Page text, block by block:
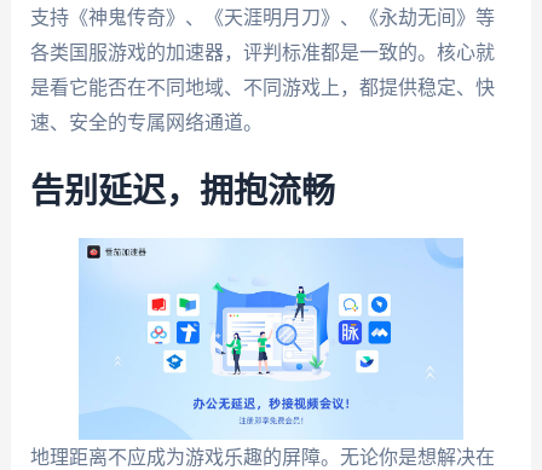
支持《神鬼传奇》、《天涯明月刀》、《永劫无间》等
各类国服游戏的加速器，评判标准都是一致的。核心就
是看它能否在不同地域、不同游戏上，都提供稳定、快
速、安全的专属网络通道。
告别延迟，拥抱流畅
地理距离不应成为游戏乐趣的屏障。无论你是想解决在